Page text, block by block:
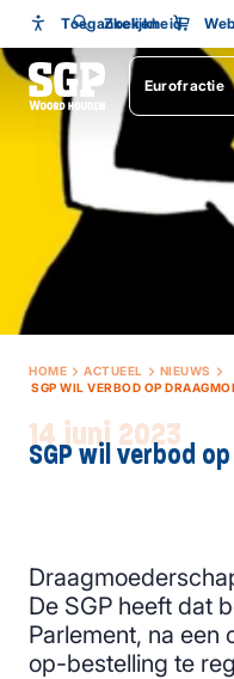
Toegankelijkheid
Toegankelijkheid
Lettergrootte
Zoeken
Eurofractie
HOME ACTUEEL
NIEUWS
SGP WIL VERBOD OP
14 juni 2023
SGP wil verbod
De SGP heeft dat
Parlement, na
op-bestelling te